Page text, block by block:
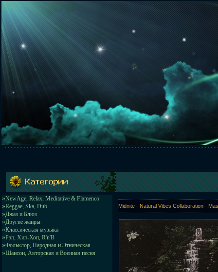
»NewAge, Relax, Meditative & Flamenco
»Reggae, Ska, Dub
»Джаз и Блюз
»Другие жанры
»Классическая музыка
»Рэп, Хип-Хоп, R'n'B
»Фольклор, Народная и Этническая
»Шансон, Авторская и Военная песня
Midnite - Natural Vibes Collaboration -